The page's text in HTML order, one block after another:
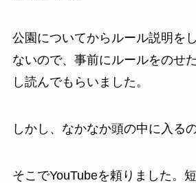
公園についてからルール説明を
ないので、事前にルールをのせ
し読んでもらいました。
しかし、なかなか頭の中に入る
そこでYouTubeを頼りました。